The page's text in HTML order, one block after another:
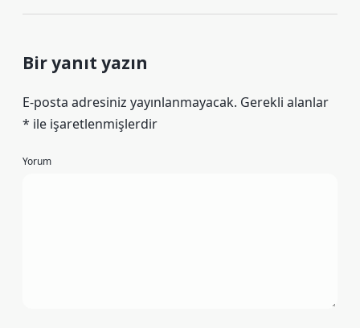
Bir yanıt yazın
E-posta adresiniz yayınlanmayacak. Gerekli alanlar
* ile işaretlenmişlerdir
Yorum